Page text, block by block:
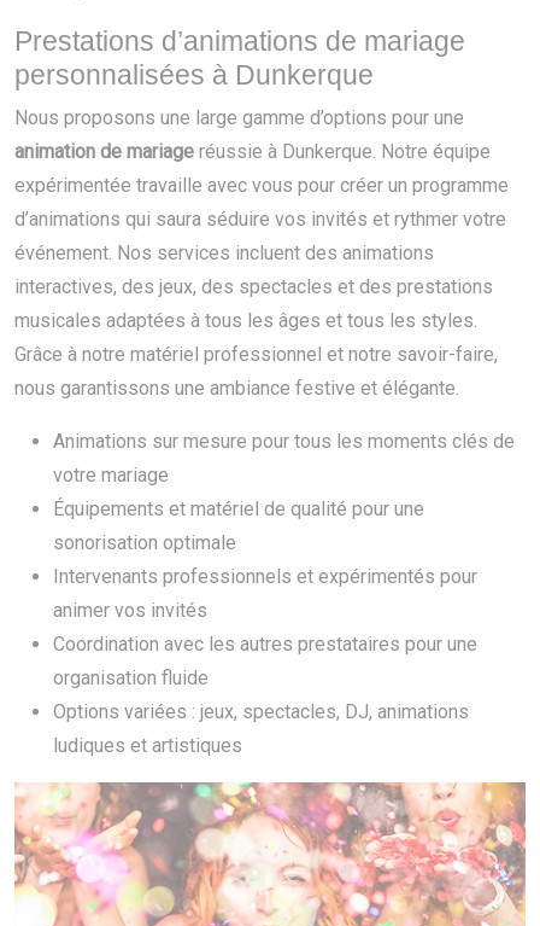
Prestations d’animations de mariage
personnalisées à Dunkerque
Nous proposons une large gamme d’options pour une
animation de mariage réussie à Dunkerque. Notre équipe
expérimentée travaille avec vous pour créer un programme
d’animations qui saura séduire vos invités et rythmer votre
événement. Nos services incluent des animations
interactives, des jeux, des spectacles et des prestations
musicales adaptées à tous les âges et tous les styles.
Grâce à notre matériel professionnel et notre savoir-faire,
nous garantissons une ambiance festive et élégante.
Animations sur mesure pour tous les moments clés de
votre mariage
Équipements et matériel de qualité pour une
sonorisation optimale
Intervenants professionnels et expérimentés pour
animer vos invités
Coordination avec les autres prestataires pour une
organisation fluide
Options variées : jeux, spectacles, DJ, animations
ludiques et artistiques